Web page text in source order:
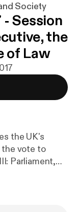
Society
Session
the
of Law
the UK's
vote to
Parliament,
the Article